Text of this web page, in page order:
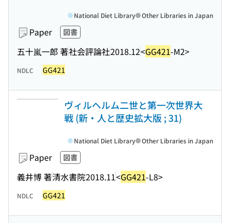
Paper 図書
五十嵐一郎 著社会評論社2018.12<GG421-M2>
National Diet Library Other Libraries in Japan
NDLC GG421
ヴィルヘルム二世と第一次世界大
戦 (新・人と歴史拡大版 ; 31)
Paper 図書
義井博 著清水書院2018.11<GG421-L8>
National Diet Library Other Libraries in Japan
NDLC GG421